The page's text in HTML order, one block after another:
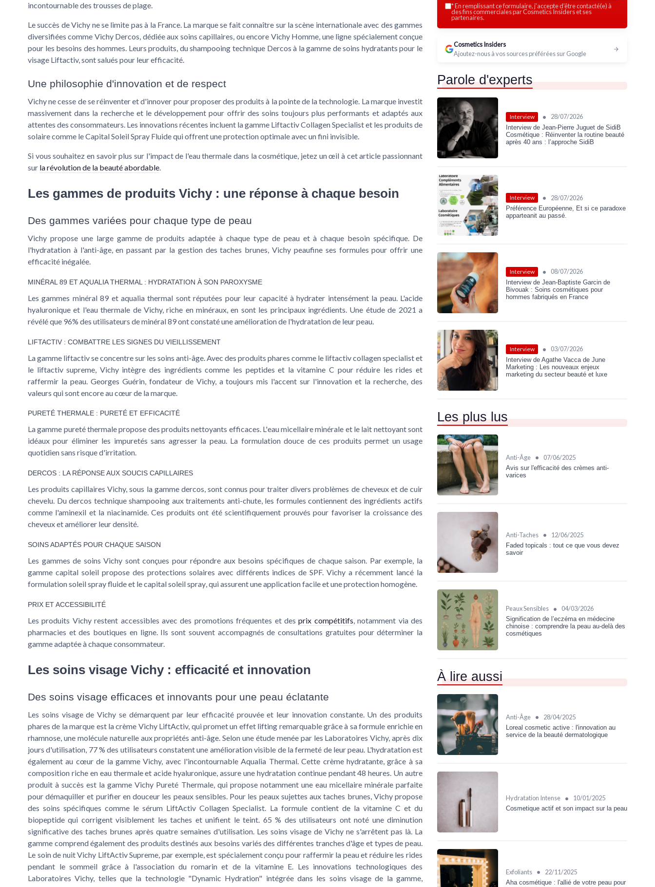
incontournable des trousses de plage.
Le succès de Vichy ne se limite pas à la France. La marque se fait connaître sur la scène internationale avec des gammes
diversifiées comme Vichy Dercos, dédiée aux soins capillaires, ou encore Vichy Homme, une ligne spécialement conçue
pour les besoins des hommes. Leurs produits, du shampooing technique Dercos à la gamme de soins hydratants pour le
visage Liftactiv, sont salués pour leur efficacité.
Une philosophie d'innovation et de respect
Vichy ne cesse de se réinventer et d'innover pour proposer des produits à la pointe de la technologie. La marque investit
massivement dans la recherche et le développement pour offrir des soins toujours plus performants et adaptés aux
attentes des consommateurs. Les innovations récentes incluent la gamme Liftactiv Collagen Specialist et les produits de
solaire comme le Capital Soleil Spray Fluide qui offrent une protection optimale avec un fini invisible.
Si vous souhaitez en savoir plus sur l'impact de l'eau thermale dans la cosmétique, jetez un œil à cet article passionnant
sur la révolution de la beauté abordable
Les gammes de produits Vichy : une réponse à chaque besoin
Des gammes variées pour chaque type de peau
Vichy propose une large gamme de produits adaptée à chaque type de peau et à chaque besoin spécifique. De
l'hydratation à l'anti-âge, en passant par la gestion des taches brunes, Vichy peaufine ses formules pour offrir une
efficacité inégalée.
MINÉRAL 89 ET AQUALIA THERMAL : HYDRATATION À SON PAROXYSME
Les gammes minéral 89 etaqualia thermal sont réputées pour leur capacité à hydrater intensément la peau. L'acide
hyaluronique et l'eau thermale de Vichy, riche en minéraux, en sont les principaux ingrédients. Une étude de 2021 a
révélé que 96% des utilisateurs de minéral 89 ont constaté une amélioration de l'hydratation de leur peau.
LIFTACTIV : COMBATTRE LES SIGNES DU VIEILLISSEMENT
La gamme liftactivse concentre sur les soins anti-âge. Avec des produits phares comme le liftactiv collagen specialistet
le liftactiv supreme , Vichy intègre des ingrédients comme les peptides et la vitamine C pour réduire les rides et
raffermir la peau. Georges Guérin, fondateur de Vichy, a toujours mis l'accent sur l'innovation et la recherche, des
valeurs qui sont encore au cœur de la marque.
PURETÉ THERMALE : PURETÉ ET EFFICACITÉ
La gamme pureté thermalepropose des produits nettoyants efficaces. L'eau micellaire minérale et le lait nettoyant sont
idéaux pour éliminer les impuretés sans agresser la peau. La formulation douce de ces produits permet un usage
quotidien sans risque d'irritation.
DERCOS : LA RÉPONSE AUX SOUCIS CAPILLAIRES
Les produits capillaires Vichy, sous la gamme dercos, sont connus pour traiter divers problèmes de cheveux et de cuir
chevelu. Dudercos technique shampooing aux traitements anti-chute, les formules contiennent des ingrédients actifs
comme l'aminexil et la niacinamide. Ces produits ont été scientifiquement prouvés pour favoriser la croissance des
cheveux et améliorer leur densité.
SOINS ADAPTÉS POUR CHAQUE SAISON
Les gammes de soins Vichy sont conçues pour répondre aux besoins spécifiques de chaque saison. Par exemple, la
gamme capital soleilpropose des protections solaires avec différents indices de SPF. Vichy a récemment lancé la
formulationsoleil spray fluideet lecapital soleil spray, qui assurent une application facile et une protection homogène.
PRIX ET ACCESSIBILITÉ
Les produits Vichy restent accessibles avec des promotions fréquentes et desprix compétitifs , notamment via des
pharmacies et des boutiques en ligne. Ils sont souvent accompagnés de consultations gratuites pour déterminer la
gamme adaptée à chaque consommateur.
Les soins visage Vichy : efficacité et innovation
Des soins visage efficaces et innovants pour une peau éclatante
Les soins visage de Vichy se démarquent par leur efficacité prouvée et leur innovation constante. Un des produits
phares de la marque est la crème Vichy LiftActiv, qui promet un effet lifting remarquable grâce à sa formule enrichie en
rhamnose, une molécule naturelle aux propriétés anti-âge. Selon une étude menée par les Laboratoires Vichy, après dix
jours d'utilisation, 77 % des utilisateurs constatent une amélioration visible de la fermeté de leur peau. L'hydratation est
également au cœur de la gamme Vichy, avec l'incontournable Aqualia Thermal. Cette crème hydratante, grâce à sa
composition riche en eau thermale et acide hyaluronique, assure une hydratation continue pendant 48 heures. Un autre
produit à succès est la gamme Vichy Pureté Thermale, qui propose notamment une eau micellaire minérale parfaite
pour démaquiller et purifier en douceur les peaux sensibles. Pour les peaux sujettes aux taches brunes, Vichy propose
des soins spécifiques comme le sérum LiftActiv Collagen Specialist. La formule contient de la vitamine C et du
biopeptide qui corrigent visiblement les taches et unifient le teint. 65 % des utilisateurs ont noté une diminution
significative des taches brunes après quatre semaines d'utilisation. Les soins visage de Vichy ne s'arrêtent pas là. La
gamme comprend également des produits destinés aux besoins variés des différentes tranches d'âge et types de peau.
Le soin de nuit Vichy LiftActiv Supreme, par exemple, est spécialement conçu pour raffermir la peau et réduire les rides
pendant le sommeil grâce à l'association du romarin et de la vitamine E. Les innovations technologiques des
Laboratoires Vichy, telles que la technologie "Dynamic Hydration" intégrée dans les soins visage de la gamme,
*En remplissant ce formulaire, j’accepte d’être contacté(e) à
des fins commerciales par Cosmetics Insiders et ses
partenaires.
Cosmetics Insiders
Ajoutez-nous à vos sources préférées sur Google
Parole d'experts
Interview • 28/07/2026
Interview de Jean-Pierre Juguet de SidiB
Cosmétique : Réinventer la routine beauté
après 40 ans : l’approche SidiB
Interview • 28/07/2026
Préférence Européenne, Et si ce paradoxe
apparteanit au passé.
Interview • 08/07/2026
Interview de Jean-Baptiste Garcin de
Bivouak : Soins cosmétiques pour
hommes fabriqués en France
Interview • 03/07/2026
Interview de Agathe Vacca de June
Marketing : Les nouveaux enjeux
marketing du secteur beauté et luxe
Les plus lus
Anti-Âge • 07/06/2025
Avis sur l'efficacité des crèmes anti-
varices
Anti-Taches • 12/06/2025
Faded topicals : tout ce que vous devez
savoir
Peaux Sensibles • 04/03/2026
Signification de l’eczéma en médecine
chinoise : comprendre la peau au‑delà des
cosmétiques
À lire aussi
Anti-Âge • 28/04/2025
Loreal cosmetic active : l'innovation au
service de la beauté dermatologique
Hydratation Intense • 10/01/2025
Cosmetique actif et son impact sur la peau
Exfoliants • 22/11/2025
Aha cosmétique : l'allié de votre peau pour